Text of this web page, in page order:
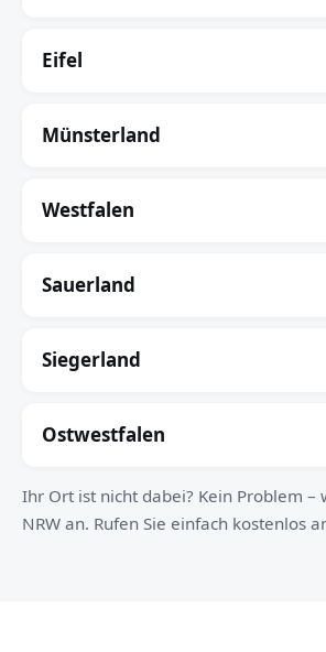
Eifel
Münsterland
Westfalen
Sauerland
Siegerland
Ostwestfalen
Ihr Ort ist nicht dabei? Kein Problem –
NRW an. Rufen Sie einfach kostenlos